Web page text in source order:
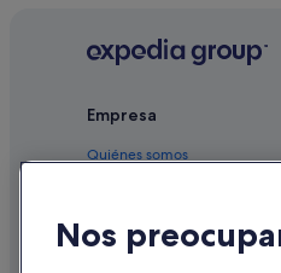
Hoteles con casino en
Hoteles cerca de
Hoteles de aventura
Nh Hotels en Ferrol
Empresa
Quiénes somos
Anuncia tu alojamiento
Nos